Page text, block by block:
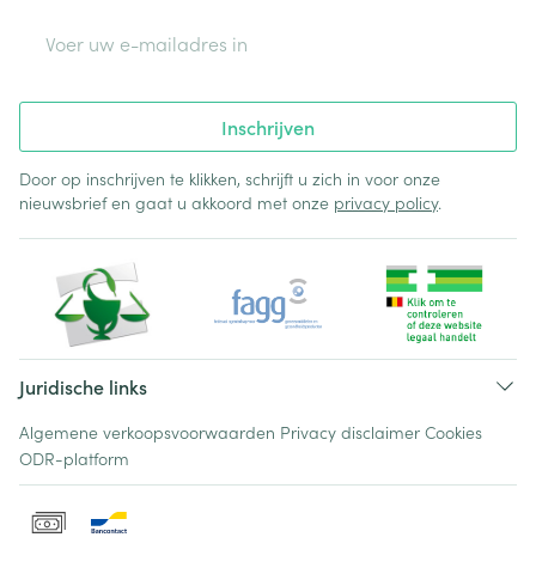
Inschrijven
Door op inschrijven te klikken, schrijft u zich in voor onze
nieuwsbrief en gaat u akkoord met onze privacy policy.
Juridische links
Algemene verkoopsvoorwaarden Privacy disclaimer Cookies
ODR-platform